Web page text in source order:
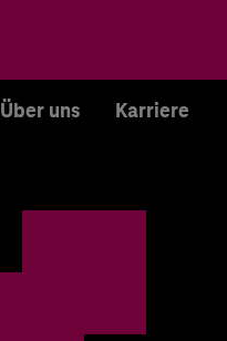
Über uns Karriere